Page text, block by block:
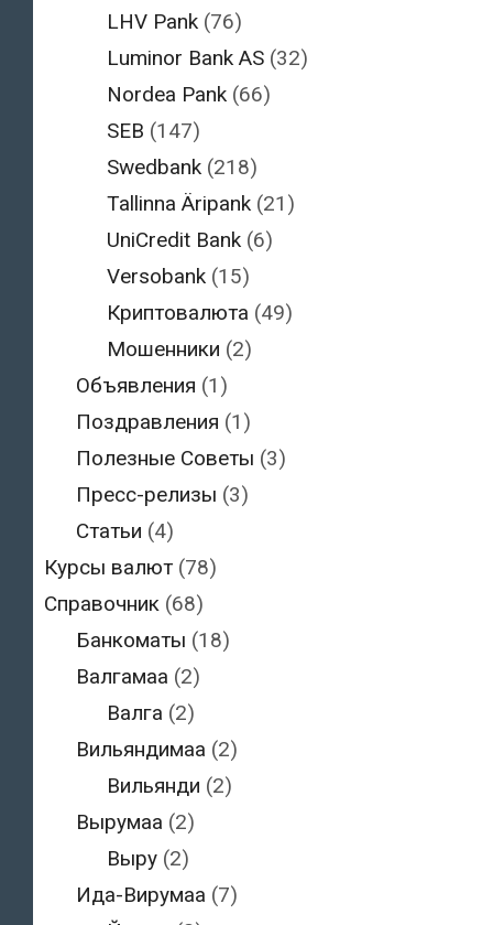
LHV Pank (76)
Luminor Bank AS (32)
Nordea Pank (66)
SEB (147)
Swedbank (218)
Tallinna Äripank (21)
UniCredit Bank (6)
Versobank (15)
Криптовалюта (49)
Мошенники (2)
Объявления (1)
Поздравления (1)
Полезные Советы (3)
Пресс-релизы (3)
Статьи (4)
Курсы валют (78)
Справочник (68)
Банкоматы (18)
Валгамаа (2)
Валга (2)
Вильяндимаа (2)
Вильянди (2)
Вырумаа (2)
Выру (2)
Ида-Вирумаа (7)